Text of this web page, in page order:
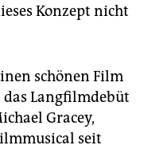
Konzept nicht
schönen Film
das Langfilmdebüt
Gracey,
seit